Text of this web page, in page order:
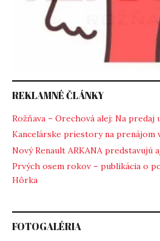
REKLAMNÉ ČLÁNKY
Rožňava – Orechová alej: Na predaj
Kancelárske priestory na prenájom
Nový Renault ARKANA predstavujú
Prvých osem rokov – publikácia o
Hôrka
FOTOGALÉRIA